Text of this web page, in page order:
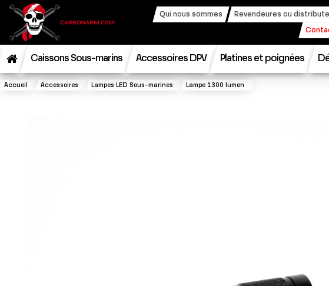
Qui nous sommes Revendeures ou
Caissons Sous-marins Accessoires DPV Platines et poignées
Accueil Accessoires Lampes LED Sous-marines Lampe 1300 lumen